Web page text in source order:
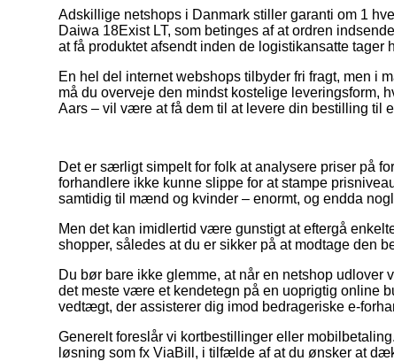
Adskillige netshops i Danmark stiller garanti om 1
Daiwa 18Exist LT, som betinges af at ordren
at få produktet afsendt inden de logistikansatte tager
En hel del internet webshops tilbyder fri fragt, men i
må du overveje den mindst kostelige leveringsform,
Aars – vil være at få dem til at levere din bestilling til
Det er særligt simpelt for folk at analysere priser på
forhandlere ikke kunne slippe for at stampe
samtidig til mænd og kvinder – enormt, og endda
Men det kan imidlertid være gunstigt at eftergå
shopper, således at du er sikker på at modtage den
Du bør bare ikke glemme, at når en netshop udlover
det meste være et kendetegn på en uoprigtig online
vedtægt, der assisterer dig imod bedrageriske e-
Generelt foreslår vi kortbestillinger eller
løsning som fx ViaBill, i tilfælde af at du ønsker at